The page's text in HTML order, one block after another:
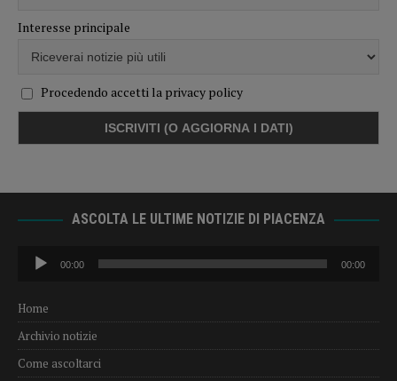
Interesse principale
Procedendo accetti la privacy policy
ASCOLTA LE ULTIME NOTIZIE DI PIACENZA
Audio
Player
00:00 00:00
Home
Archivio notizie
Come ascoltarci